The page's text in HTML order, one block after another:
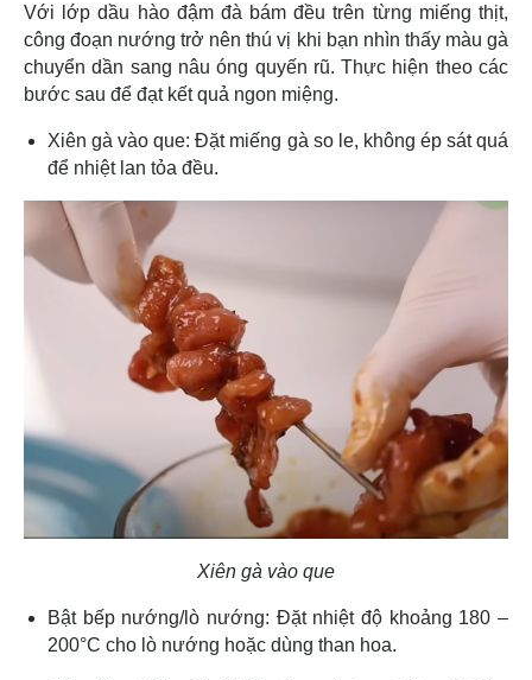
Với lớp dầu hào đậm đà bám đều trên từng miếng thịt,
công đoạn nướng trở nên thú vị khi bạn nhìn thấy màu gà
chuyển dần sang nâu óng quyến rũ. Thực hiện theo các
bước sau để đạt kết quả ngon miệng.
Xiên gà vào que: Đặt miếng gà so le, không ép sát quá
để nhiệt lan tỏa đều.
Xiên gà vào que
Bật bếp nướng/lò nướng: Đặt nhiệt độ khoảng 180 –
200°C cho lò nướng hoặc dùng than hoa.